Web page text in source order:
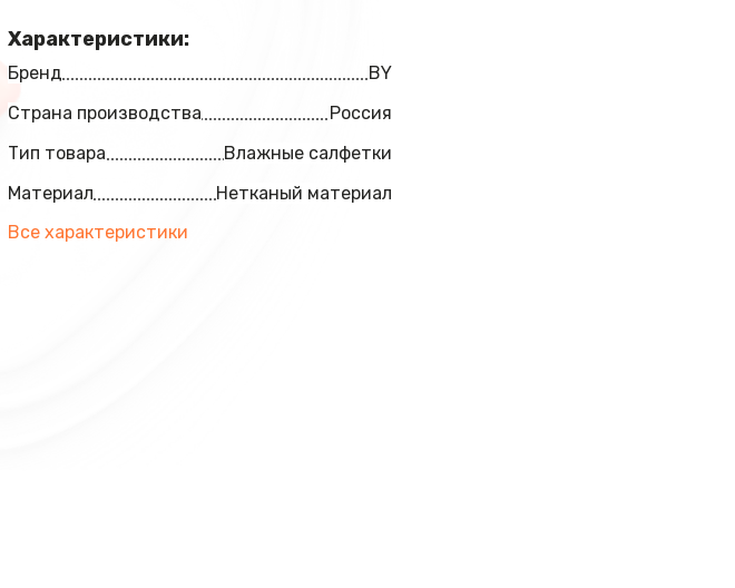
Характеристики:
Бренд
BY
Страна производства
Россия
Тип товара
Влажные салфетки
Материал
Нетканый материал
Все характеристики